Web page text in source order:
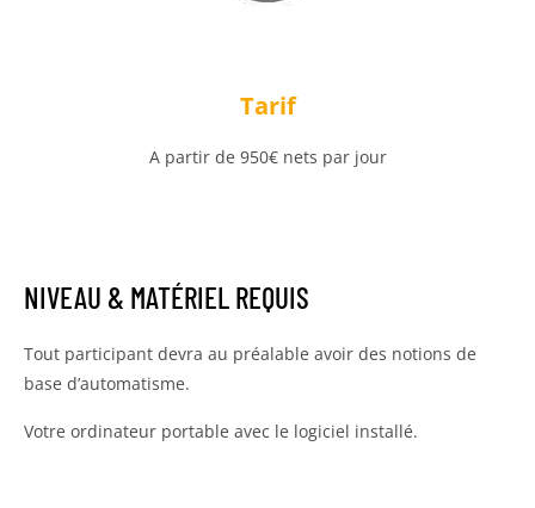
Tarif
A partir de 950€ nets par jour
NIVEAU & MATÉRIEL REQUIS
Tout participant devra au préalable avoir des notions de
base d’automatisme.
Votre ordinateur portable avec le logiciel installé.